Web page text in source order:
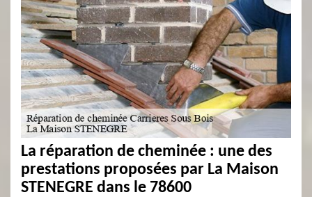
La réparation de cheminée : une des
prestations proposées par La Maison
STENEGRE dans le 78600